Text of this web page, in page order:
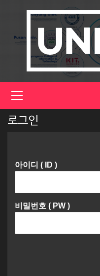
Menu
로그인
아이디 ( ID )
비밀번호 ( PW )